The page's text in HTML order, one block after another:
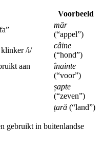
Voorbeeld
măr
(“appel”)
/ɨ/
câine
(“hond”)
aan
înainte
(“voor”)
șapte
(“zeven”)
țară (“land”)
gebruikt in buitenlandse